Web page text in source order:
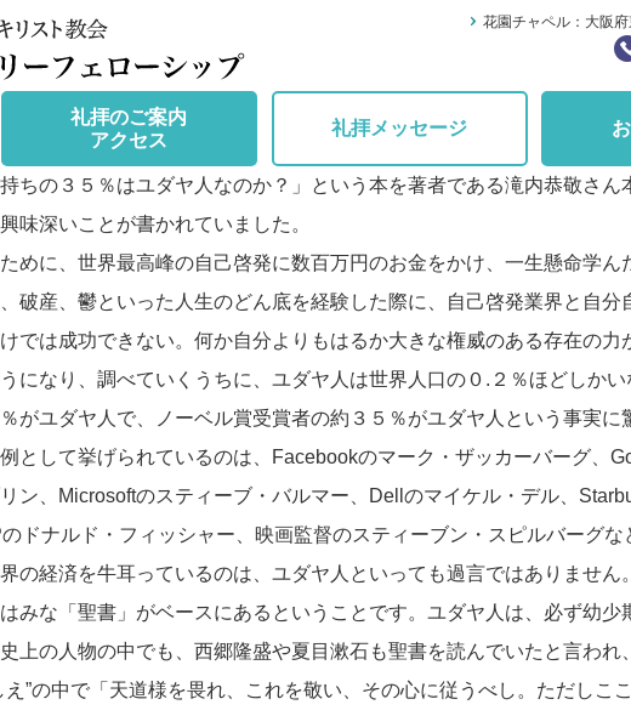
花園チャペル：大阪
礼拝のご案内
アクセス
礼拝メッセージ
ちの３５％はユダヤ人なのか？」という本を著者である滝内恭敬さん
味深いことが書かれていました。
めに、世界最高峰の自己啓発に数百万円のお金をかけ、一生懸命学ん
破産、鬱といった人生のどん底を経験した際に、自己啓発業界と自分
では成功できない。何か自分よりもはるか大きな権威のある存在の力
になり、調べていくうちに、ユダヤ人は世界人口の０.２％ほどしかい
がユダヤ人で、ノーベル賞受賞者の約３５％がユダヤ人という事実に
として挙げられているのは、Facebookのマーク・ザッカーバーグ、
ン、Microsoftのスティーブ・バルマー、Dellのマイケル・デル、
ドナルド・フィッシャー、映画監督のスティーブン・スピルバーグな
の経済を牛耳っているのは、ユダヤ人といっても過言ではありません
みな「聖書」がベースにあるということです。ユダヤ人は、必ず幼少
上の人物の中でも、西郷隆盛や夏目漱石も聖書を読んでいたと言われ
”の中で「天道様を畏れ、これを敬い、その心に従うべし。ただしこ